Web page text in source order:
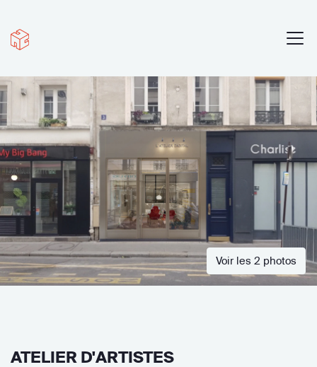
Voir les 2 photos
ATELIER D'ARTISTES